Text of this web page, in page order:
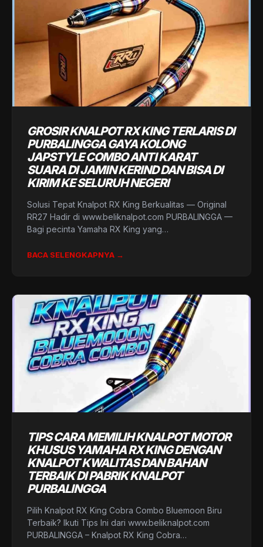
GROSIR KNALPOT RX KING TERLARIS DI
PURBALINGGA GAYA KOLONG
JAPSTYLE COMBO ANTI KARAT
SUARA DI JAMIN KERIND DAN BISA DI
KIRIM KE SELURUH NEGERI
Solusi Tepat Knalpot RX King Berkualitas — Original
RR27 Hadir di www.beliknalpot.com PURBALINGGA —
Bagi pecinta Yamaha RX King yang…
BACA SELENGKAPNYA →
TIPS CARA MEMILIH KNALPOT MOTOR
KHUSUS YAMAHA RX KING DENGAN
KNALPOT KWALITAS DAN BAHAN
TERBAIK DI PABRIK KNALPOT
PURBALINGGA
Pilih Knalpot RX King Cobra Combo Bluemoon Biru
Terbaik? Ikuti Tips Ini dari www.beliknalpot.com
PURBALINGGA – Knalpot RX King Cobra…